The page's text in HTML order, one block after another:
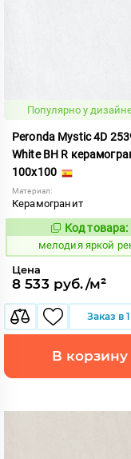
Популярно у
Peronda Mystic 4D
White BH R
100x100
Материал:
Керамогранит
960204
Код товара:
мелодия яркой
Цена
8 533 руб./м²
Заказ в
В корзину